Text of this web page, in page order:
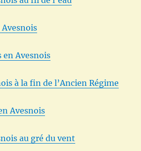
en Avesnois
à la fin de l’Ancien Régime
Avesnois
au gré du vent